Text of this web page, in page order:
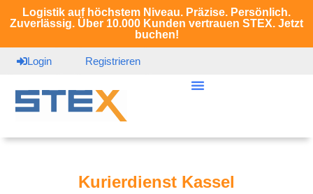
Logistik auf höchstem Niveau. Präzise. Persönlich.
Zuverlässig. Über 10.000 Kunden vertrauen STEX. Jetzt
buchen!
Login Registrieren
Kurierdienst Kassel